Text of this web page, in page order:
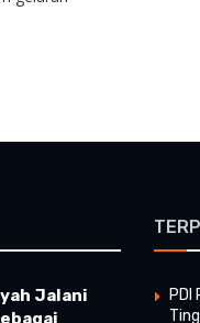
Jalani
PDI